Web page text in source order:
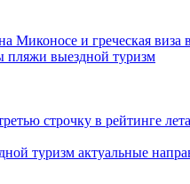
Миконосе и греческая виза
пляжи выездной туризм
строчку в рейтинге
туризм актуальные